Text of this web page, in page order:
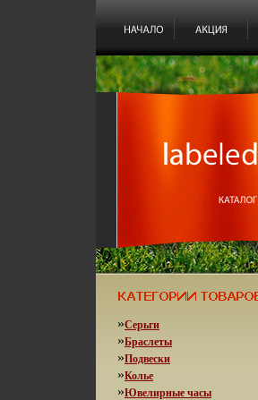
»Серьги
»Браслеты
»Подвески
»Колье
»Ювелирные часы